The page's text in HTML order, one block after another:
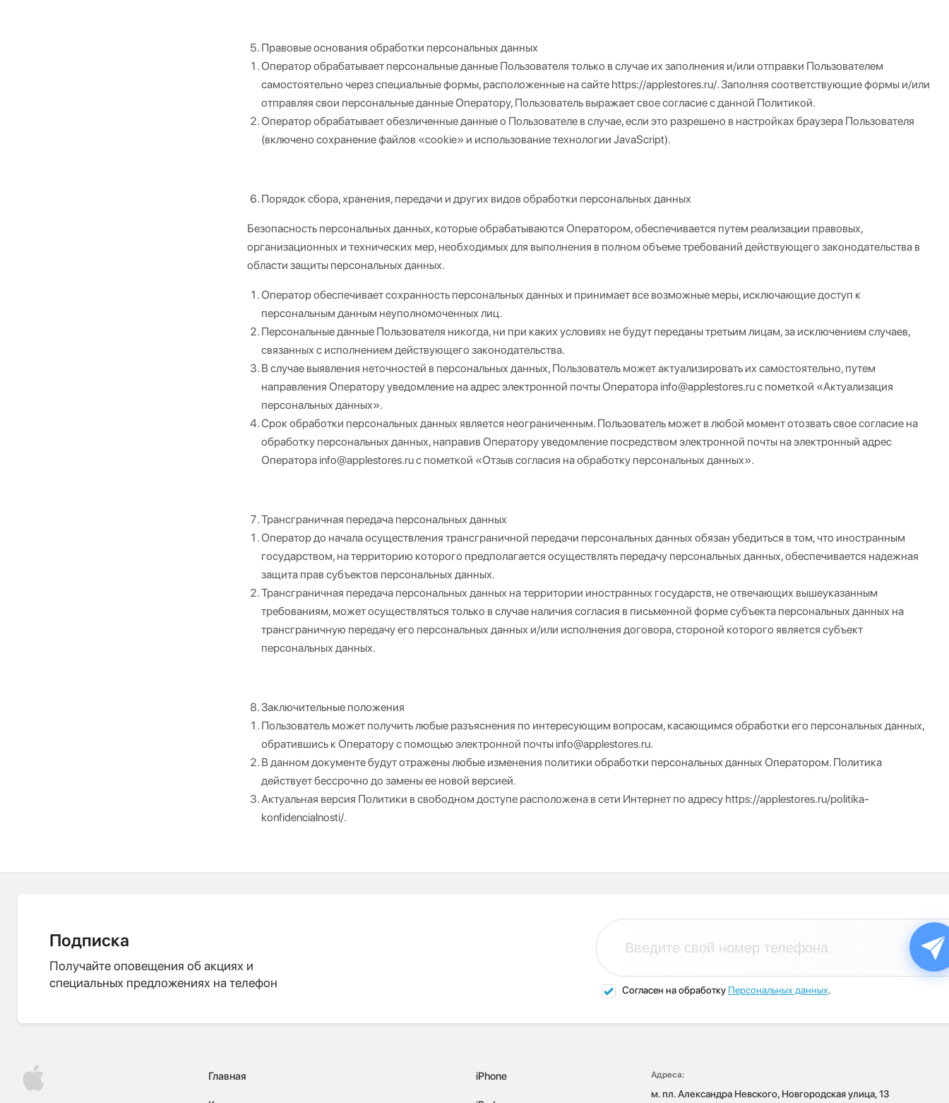
Правовые основания обработки персональных данных
Оператор обрабатывает персональные данные Пользователя только в случае их заполнения и/или отправки Пользователем
самостоятельно через специальные формы, расположенные на сайте https://applestores.ru/. Заполняя соответствующие формы и/или
отправляя свои персональные данные Оператору, Пользователь выражает свое согласие с данной Политикой.
Оператор обрабатывает обезличенные данные о Пользователе в случае, если это разрешено в настройках браузера Пользователя
(включено сохранение файлов «cookie» и использование технологии JavaScript).
Порядок сбора, хранения, передачи и других видов обработки персональных данных
Безопасность персональных данных, которые обрабатываются Оператором, обеспечивается путем реализации правовых,
организационных и технических мер, необходимых для выполнения в полном объеме требований действующего законодательства в
области защиты персональных данных.
Оператор обеспечивает сохранность персональных данных и принимает все возможные меры, исключающие доступ к
персональным данным неуполномоченных лиц.
Персональные данные Пользователя никогда, ни при каких условиях не будут переданы третьим лицам, за исключением случаев,
связанных с исполнением действующего законодательства.
В случае выявления неточностей в персональных данных, Пользователь может актуализировать их самостоятельно, путем
направления Оператору уведомление на адрес электронной почты Оператора info@applestores.ru с пометкой «Актуализация
персональных данных».
Срок обработки персональных данных является неограниченным. Пользователь может в любой момент отозвать свое согласие на
обработку персональных данных, направив Оператору уведомление посредством электронной почты на электронный адрес
Оператора info@applestores.ru с пометкой «Отзыв согласия на обработку персональных данных».
Трансграничная передача персональных данных
Оператор до начала осуществления трансграничной передачи персональных данных обязан убедиться в том, что иностранным
государством, на территорию которого предполагается осуществлять передачу персональных данных, обеспечивается надежная
защита прав субъектов персональных данных.
Трансграничная передача персональных данных на территории иностранных государств, не отвечающих вышеуказанным
требованиям, может осуществляться только в случае наличия согласия в письменной форме субъекта персональных данных на
трансграничную передачу его персональных данных и/или исполнения договора, стороной которого является субъект
персональных данных.
Заключительные положения
Пользователь может получить любые разъяснения по интересующим вопросам, касающимся обработки его персональных данных,
обратившись к Оператору с помощью электронной почты info@applestores.ru.
В данном документе будут отражены любые изменения политики обработки персональных данных Оператором. Политика
действует бессрочно до замены ее новой версией.
Актуальная версия Политики в свободном доступе расположена в сети Интернет по адресу https://applestores.ru/politika-
konfidencialnosti/.
Подписка
Получайте оповещения об акциях и
специальных предложениях на телефон
Согласен на обработку Персональных данных.
Главная iPhone Адреса:
м. пл. Александра Невского, Новгородская улица, 13